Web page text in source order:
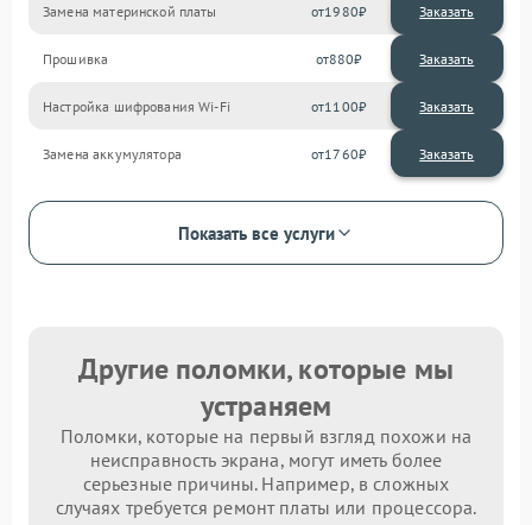
Замена материнской платы 1980
Прошивка 880
Настройка шифрования Wi-Fi 1100
Замена аккумулятора 1760
Показать все услуги
Другие поломки, которые мы
устраняем
Поломки, которые на первый взгляд похожи на
неисправность экрана, могут иметь более
серьезные причины. Например, в сложных
случаях требуется ремонт платы или процессора.